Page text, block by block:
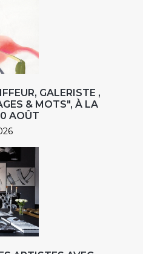
GALERISTE ,
& MOTS", À LA
AOÛT